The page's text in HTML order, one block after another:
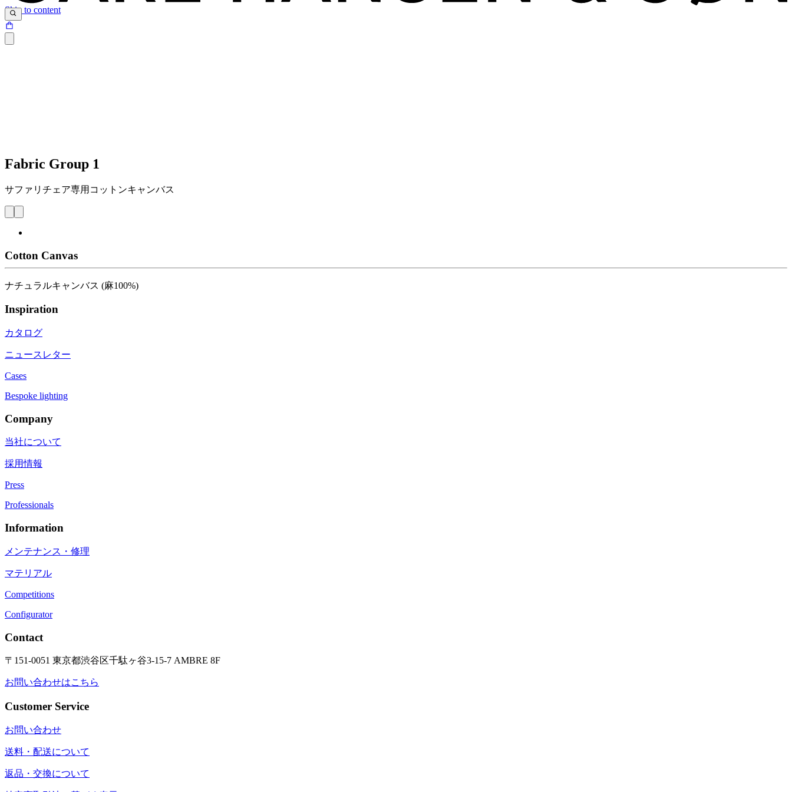
Skip to content
Fabric Group 1
サファリチェア専用コットンキャンバス
Cotton Canvas
ナチュラルキャンバス (麻100%)
Inspiration
カタログ
ニュースレター
Cases
Bespoke lighting
Company
当社について
採用情報
Press
Professionals
Information
メンテナンス・修理
マテリアル
Competitions
Configurator
Contact
〒151-0051 東京都渋谷区千駄ヶ谷3-15-7 AMBRE 8F
お問い合わせはこちら
Customer Service
お問い合わせ
送料・配送について
返品・交換について